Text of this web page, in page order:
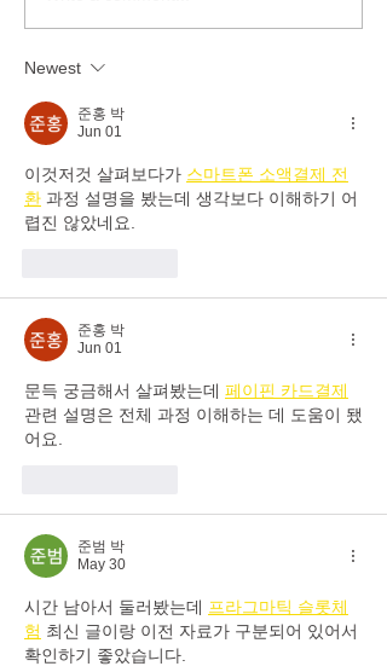
Producing Training Videos for
The Oliver McGowan
Newest
준홍 박
Jun 01
이것저것 살펴보다가 스마트폰 소액결제 전
환 과정 설명을 봤는데 생각보다 이해하기 어
렵진 않았네요.
준홍 박
Jun 01
문득 궁금해서 살펴봤는데 페이핀 카드결제
관련 설명은 전체 과정 이해하는 데 도움이 됐
어요.
준범 박
May 30
시간 남아서 둘러봤는데 프라그마틱 슬롯체
험 최신 글이랑 이전 자료가 구분되어 있어서
확인하기 좋았습니다.